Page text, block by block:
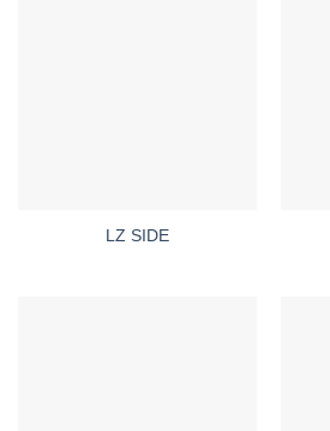
LZ SIDE